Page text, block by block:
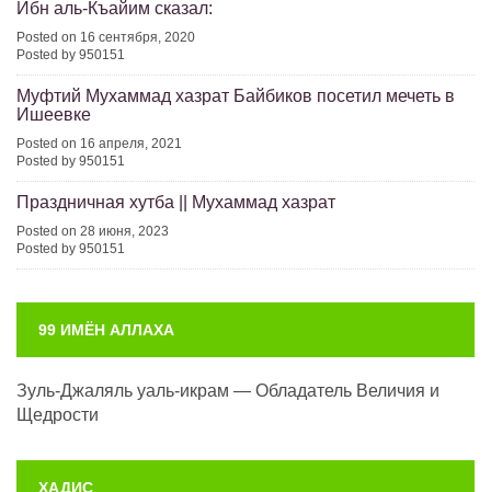
Ибн аль-Къайим сказал:
Posted on 16 сентября, 2020
Posted by 950151
Муфтий Мухаммад хазрат Байбиков посетил мечеть в
Ишеевке
Posted on 16 апреля, 2021
Posted by 950151
Праздничная хутба || Мухаммад хазрат
Posted on 28 июня, 2023
Posted by 950151
99 ИМЁН АЛЛАХА
Зуль-Джаляль уаль-икрам — Обладатель Величия и
Щедрости
ХАДИС